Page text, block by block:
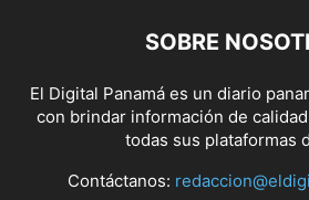
SOBRE
El Digital Panamá es un diario
con brindar información de
todas sus plataformas
Contáctanos: